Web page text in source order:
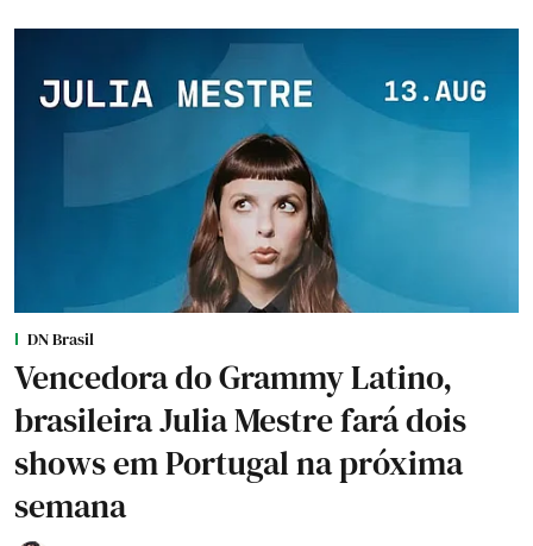
DN Brasil
Vencedora do Grammy Latino,
brasileira Julia Mestre fará dois
shows em Portugal na próxima
semana